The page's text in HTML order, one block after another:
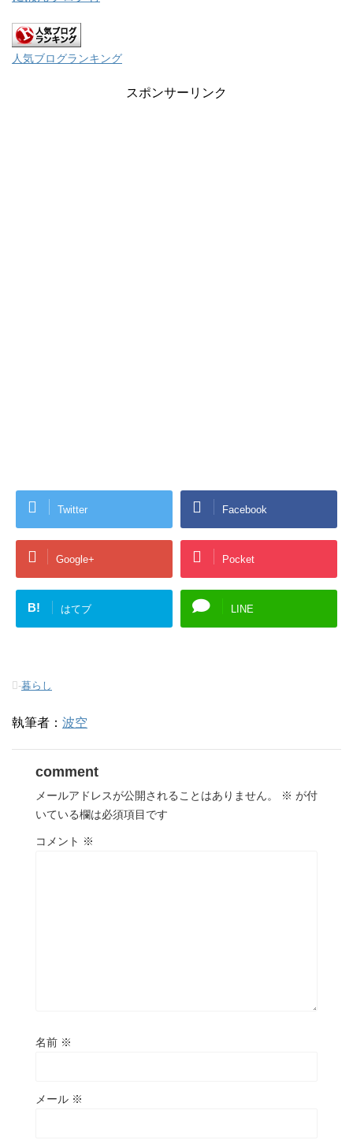
人気ブログランキング
スポンサーリンク
Twitter Facebook
Google+ Pocket
B! はてブ LINE
-暮らし
執筆者： 波空
comment
メールアドレスが公開されることはありません。 ※ が付
いている欄は必須項目です
コメント ※
名前 ※
メール ※